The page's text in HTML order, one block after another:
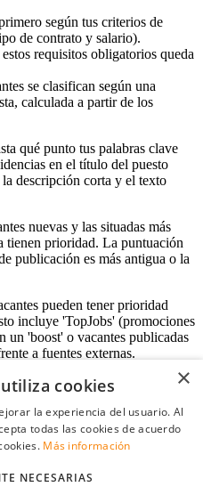
según tus criterios de
de contrato y salario).
requisitos obligatorios queda
se clasifican según una
calculada a partir de los
qué punto tus palabras clave
en el título del puesto
descripción corta y el texto
nuevas y las situadas más
tienen prioridad. La puntuación
publicación es más antigua o la
pueden tener prioridad
incluye 'TopJobs' (promociones
un 'boost' o vacantes publicadas
a fuentes externas.
×
cookies
la experiencia del usuario. Al
todas las cookies de acuerdo
Más información
NECESARIAS